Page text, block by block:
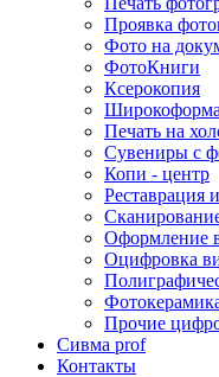
Проявка
Фото на
ФотоКниги
Ксерокопия
Печать на
Сувениры с
Копи - центр
Реставрация
Оформление
Оцифровка
Прочие
Сивма prof
Контакты